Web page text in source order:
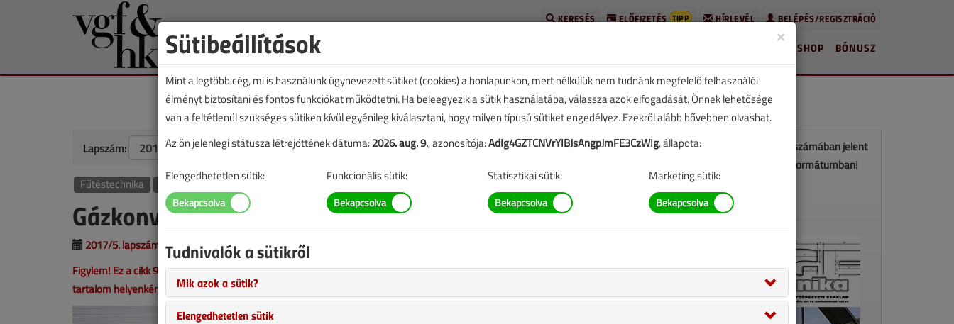
BELÉPÉS/REGISZTRÁCIÓ
HÍRLEVÉL
ELŐFIZETÉS TIPP
KERESÉS
BÓNUSZ
SHOP
Lapszám: TARTALOM
Fűtéstechnika Technológia
Gázkonvektorok optimalizálása
2017/5. lapszám | Veresegyházi Béla |
12 151 |
Figylem! Ez a cikk 9 éve frissült utoljára. A benne szereplő információk mára aktualitásukat veszíthették, valamint a
tartalom helyenként hiányos lehet (képek, táblázatok stb.).
Ez a cikk a VGF&HKL 2017. májusi számában jelent
meg. Töltse le a lapszámot PDF formátumban!
×
Sütibeállítások
Mint a legtöbb cég, mi is használunk úgynevezett sütiket (cookies) a honlapunkon, mert nélkülük nem tudnánk megfelelő felhasználói
élményt biztosítani és fontos funkciókat működtetni. Ha beleegyezik a sütik használatába, válassza azok elfogadását. Önnek lehetősége
van a feltétlenül szükséges sütiken kívül egyénileg kiválasztani, hogy milyen típusú sütiket engedélyez. Ezekről alább bővebben olvashat.
Az ön jelenlegi státusza létrejöttének dátuma:2026. aug. 9., azonosítója:AdIg4GZTCNVrYIBJsAngpJmFE3CzWIg, állapota:
Elengedhetetlen sütik: Funkcionális sütik: Statisztikai sütik: Marketing sütik:
Tudnivalók a sütikről
Mik azok a sütik?
Elengedhetetlen sütik